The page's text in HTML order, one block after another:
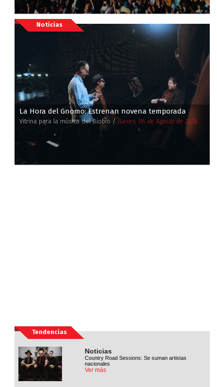
Noticias
La Hora del Gnomo: Estrenan novena temporada
Vitrina para la música del Biobío / Jueves, 06 de Agosto de 2026
Tendencias
Noticias
Country Road Sessions: Se suman artistas
nacionales
Ver más